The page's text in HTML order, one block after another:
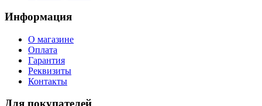
Информация
О магазине
Оплата
Гарантия
Реквизиты
Контакты
Для покупателей